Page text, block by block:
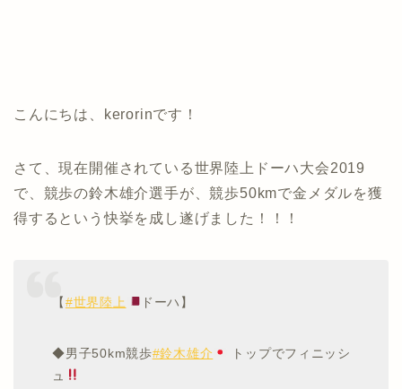
こんにちは、kerorinです！
さて、現在開催されている世界陸上ドーハ大会2019
で、競歩の鈴木雄介選手が、競歩50kmで金メダルを獲
得するという快挙を成し遂げました！！！
【#世界陸上 ドーハ】
◆男子50km競歩#鈴木雄介
トップでフィニッシ
ュ